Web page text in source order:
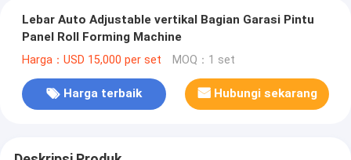
Lebar Auto Adjustable vertikal Bagian Garasi Pintu
Panel Roll Forming Machine
Harga：USD 15,000 per set MOQ：1 set
Harga terbaik Hubungi sekarang